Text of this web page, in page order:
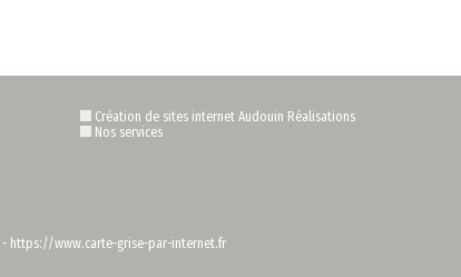
Création de sites internet Audouin Réalisations
Nos services
- https://www.carte-grise-par-internet.fr